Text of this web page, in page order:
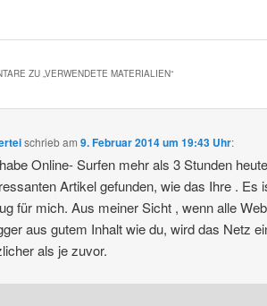
ZU „VERWENDETE MATERIALIEN“
schriebam 9. Februar 2014 um 19:43 Uhr:
Online- Surfen mehr als 3 Stunden
Artikel gefunden, wie das Ihre . Es
für mich. Aus meiner Sicht , wenn alle
aus gutem Inhalt wie du, wird das Netz
als je zuvor.